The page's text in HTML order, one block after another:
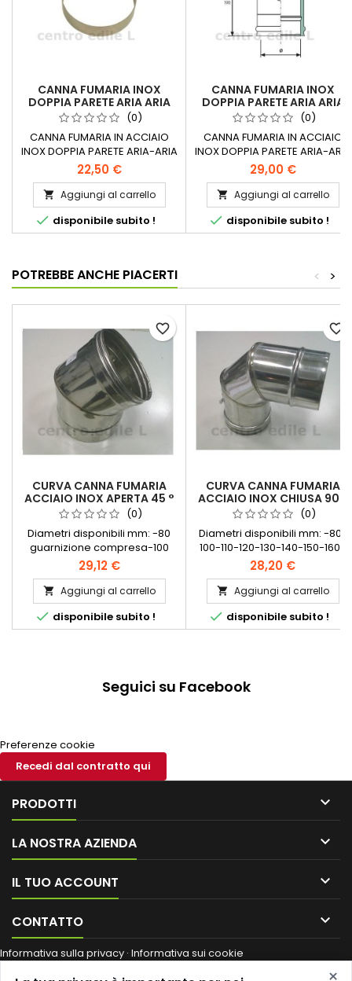
CANNA FUMARIA INOX
DOPPIA PARETE ARIA ARIA
COLLARE (0)
CANNA FUMARIA IN ACCIAIO
INOX DOPPIA PARETE ARIA-ARIA
, tubo fumo PER CALDAIE, ECC.
Collare di fissaggio con
attacco a muro, fascetta
Diametri disponibili cm: 80-100
100-120 130-150 160-180 180-200
200-220 230-250
22,50 €
 Aggiungi al carrello
 disponibile subito !
CANNA FUMARIA INOX
DOPPIA PARETE ARIA ARIA
CM 25
(0)
CANNA FUMARIA IN ACCIAIO
INOX DOPPIA PARETE ARIA-ARIA
, tubo fumo PER CALDAIE, ECC.
Lunghezza del tubo cm 25,
reale cm 19 Diametri disponibili
cm: 80-100 100-120 130-150 160-
180 180-200 200-220 230-250
29,00 €
 Aggiungi al carrello
 disponibile subito !
POTREBBE ANCHE PIACERTI >
<
CURVA CANNA FUMARIA
ACCIAIO INOX APERTA 45 °
(0)
Diametri disponibili mm: -80
guarnizione compresa-100
guarnizione compresa-110-
120-130-140-150-160-180-200-
220-250-300
29,12 €
 Aggiungi al carrello
 disponibile subito !
favorite_border
CURVA CANNA FUMARIA
ACCIAIO INOX CHIUSA 90 °
(0)
Diametri disponibili mm: -80-
100-110-120-130-140-150-160-
180-200-220-250-300
28,20 €
 Aggiungi al carrello
 disponibile subito !
favorite_border
Seguici su Facebook
Preferenze cookie
Recedi dal contratto qui
PRODOTTI 
LA NOSTRA AZIENDA 
IL TUO ACCOUNT 
CONTATTO 
Informativa sulla privacy · Informativa sui cookie